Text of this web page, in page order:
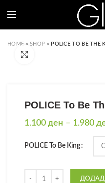
HOME »SHOP » POLICE TO BE THE
POLICE To Be
1.100 ден – 1.980
POLICE To Be King